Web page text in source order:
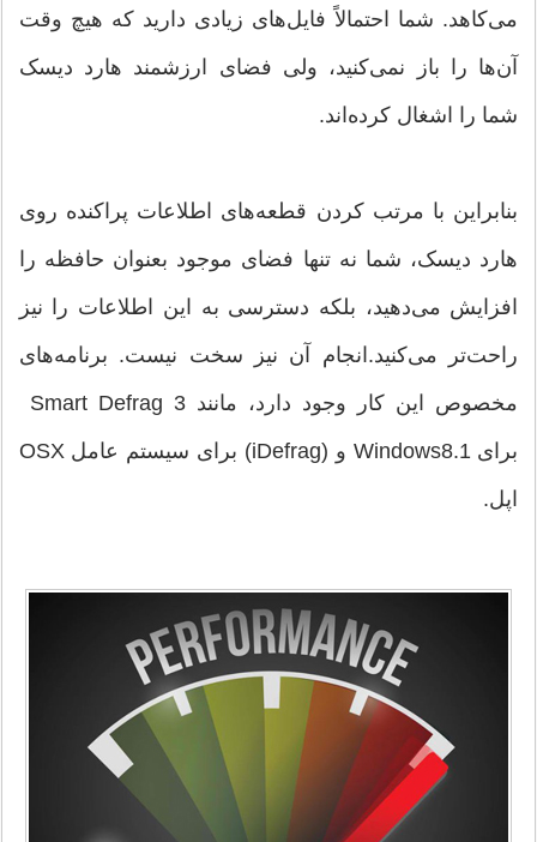
می‌کاهد. شما احتمالاً فایل‌های زیادی دارید که هیچ وقت
آن‌ها را باز نمی‌کنید، ولی فضای ارزشمند هارد دیسک
شما را اشغال کرده‌اند.
بنابراین با مرتب کردن قطعه‌های اطلاعات پراکنده روی
هارد دیسک، شما نه تنها فضای موجود بعنوان حافظه را
افزایش می‌دهید، بلکه دسترسی به این اطلاعات را نیز
راحت‌تر می‌کنید.انجام آن نیز سخت نیست. برنامه‌های
برای Windows8.1 و (iDefrag) برای سیستم عامل OSX
اپل.